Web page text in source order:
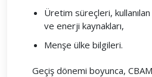
Üretim süreçleri,
ve enerji kaynakları,
Menşe ülke bilgileri.
Geçiş dönemi boyunca,